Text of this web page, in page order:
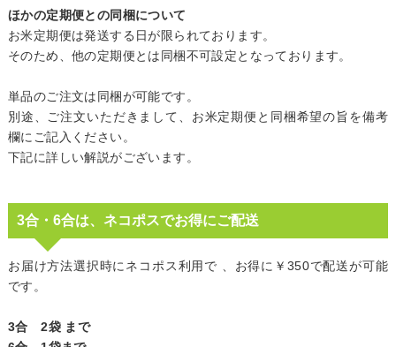
ほかの定期便との同梱について
お米定期便は発送する日が限られております。
そのため、他の定期便とは同梱不可設定となっております。
単品のご注文は同梱が可能です。
別途、ご注文いただきまして、お米定期便と同梱希望の旨を備考
欄にご記入ください。
下記に詳しい解説がございます。
3合・6合は、ネコポスでお得にご配送
お届け方法選択時にネコポス利用で 、お得に￥350で配送が可能
です。
3合 2袋 まで